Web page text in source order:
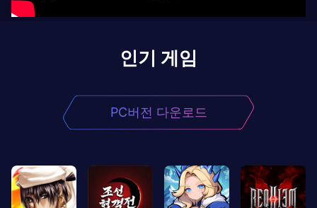
인기 게임
PC버전 다운로드